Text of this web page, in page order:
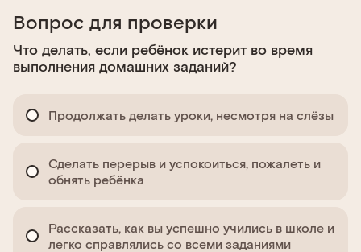
Вопрос для проверки
Что делать, если ребёнок истерит во время
выполнения домашних заданий?
Продолжать делать уроки, несмотря на слёзы
Сделать перерыв и успокоиться, пожалеть и
обнять ребёнка
Рассказать, как вы успешно учились в школе и
легко справлялись со всеми заданиями